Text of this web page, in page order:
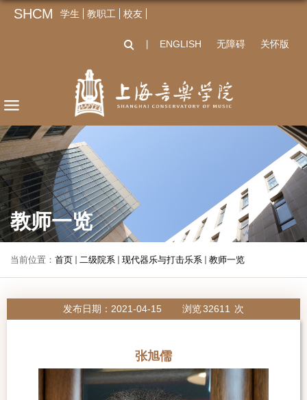
SHCM 学生 教职工 校友
ENGLISH 无障碍 关怀版
教师一览
当前位置： 首页 二级院系 现代器乐与打击乐系 教师一览
发布日期：2021-04-15 浏览32611 次
张旭儒